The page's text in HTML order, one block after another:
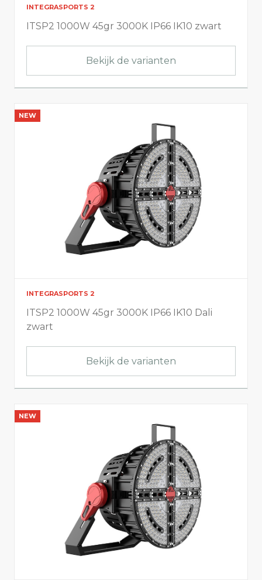
INTEGRASPORTS 2
ITSP2 1000W 45gr 3000K IP66 IK10 zwart
Bekijk de varianten
NEW
INTEGRASPORTS 2
ITSP2 1000W 45gr 3000K IP66 IK10 Dali
zwart
Bekijk de varianten
NEW